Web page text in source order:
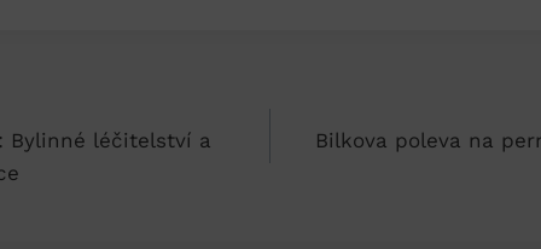
Bylinné léčitelství a
Bilkova poleva na